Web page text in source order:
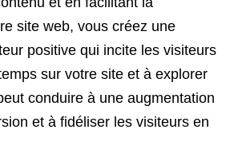
site web, vous créez une
positive qui incite les visiteurs
sur votre site et à explorer
conduire à une augmentation
et à fidéliser les visiteurs en